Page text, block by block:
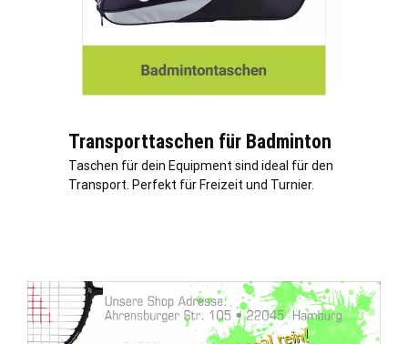
Transporttaschen für Badminton
Taschen für dein Equipment sind ideal für den
Transport. Perfekt für Freizeit und Turnier.